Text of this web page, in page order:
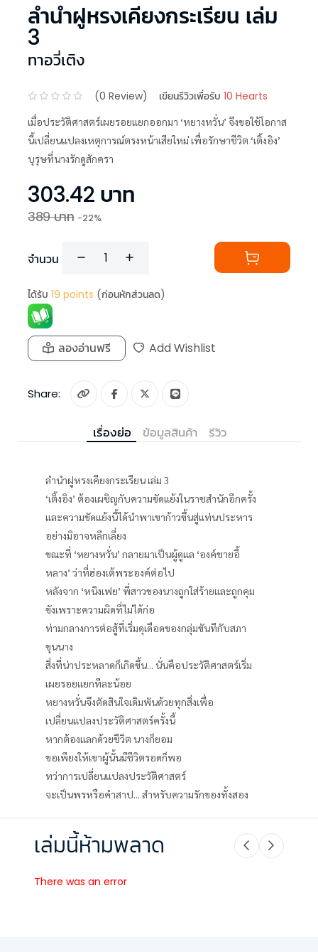
ลำนำฝูหรงเคียงกระเรียน เล่ม
3
ทาอวี่เติง
(0 Review) เขียนรีวิวเพื่อรับ 10 Hearts
เมื่อประวัติศาสตร์เผยรอยแยกออกมา ‘หยางหวั่น’ จึงขอใช้โอกาส
นี้เปลี่ยนแปลงเหตุการณ์ตรงหน้าเสียใหม่ เพื่อรักษาชีวิต ‘เติ้งอิง’
บุรุษที่นางรักดูสักครา
303.42 บาท
389บาท -22%
จำนวน
ได้รับ 19 points (ก่อนหักส่วนลด)
ลองอ่านฟรี Add Wishlist
Share:
เรื่องย่อ ข้อมูลสินค้า รีวิว
ลำนำฝูหรงเคียงกระเรียน เล่ม 3
‘เติ้งอิง’ ต้องเผชิญกับความขัดแย้งในราชสำนักอีกครั้ง
และความขัดแย้งนี้ได้นำพาเขาก้าวขึ้นสู่แท่นประหาร
อย่างมิอาจหลีกเลี่ยง
ขณะที่ ‘หยางหวั่น’ กลายมาเป็นผู้ดูแล ‘องค์ชายอี้
หลาง’ ว่าที่ฮ่องเต้พระองค์ต่อไป
หลังจาก ‘หนิงเฟย’ พี่สาวของนางถูกใส่ร้ายและถูกคุม
ขังเพราะความผิดที่ไม่ได้ก่อ
ท่ามกลางการต่อสู้ที่เริ่มดุเดือดของกลุ่มขันทีกับสภา
ขุนนาง
สิ่งที่น่าประหลาดก็เกิดขึ้น... นั่นคือประวัติศาสตร์เริ่ม
เผยรอยแยกทีละน้อย
หยางหวั่นจึงตัดสินใจเดิมพันด้วยทุกสิ่งเพื่อ
เปลี่ยนแปลงประวัติศาสตร์ครั้งนี้
หากต้องแลกด้วยชีวิต นางก็ยอม
ขอเพียงให้เขาผู้นั้นมีชีวิตรอดก็พอ
ทว่าการเปลี่ยนแปลงประวัติศาสตร์
จะเป็นพรหรือคำสาป... สำหรับความรักของทั้งสอง
เล่มนี้ห้ามพลาด
There was an error